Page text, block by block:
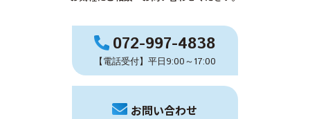
072-997-4838
【電話受付】平日9:00～17:00
お問い合わせ